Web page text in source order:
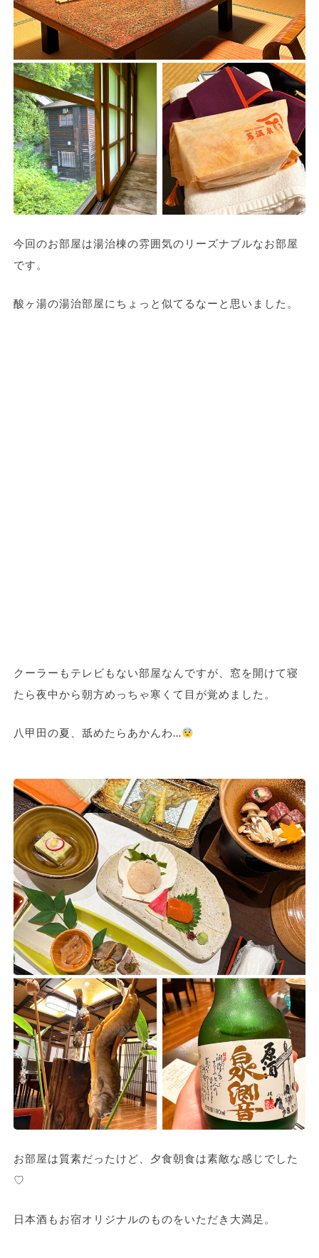
今回のお部屋は湯治棟の雰囲気のリーズナブルなお部屋
です。
酸ヶ湯の湯治部屋にちょっと似てるなーと思いました。
クーラーもテレビもない部屋なんですが、窓を開けて寝
たら夜中から朝方めっちゃ寒くて目が覚めました。
八甲田の夏、舐めたらあかんわ…
お部屋は質素だったけど、夕食朝食は素敵な感じでした
♡
日本酒もお宿オリジナルのものをいただき大満足。